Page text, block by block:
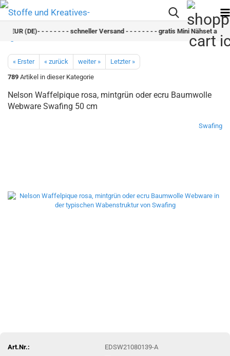
(DE)- - - - - - - - schneller Versand - - - - - - - - gratis Mini Nähset ab
« Erster « zurück weiter »
Letzter »
789 Artikel in dieser Kategorie
Nelson Waffelpique rosa, mintgrün oder ecru Baumwolle
Webware Swafing 50 cm
Swafing
Art.Nr.:
EDSW21080139-A